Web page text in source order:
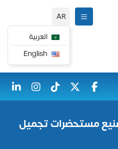
AR
العربية
مستحضرات تجميل